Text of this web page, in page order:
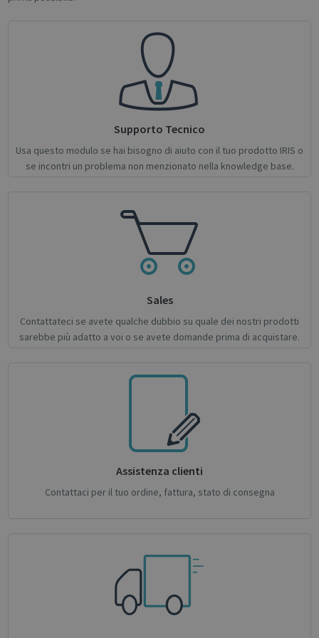
Supporto Tecnico
Usa questo modulo se hai bisogno di aiuto con il tuo prodotto IRIS o
se incontri un problema non menzionato nella knowledge base.
Sales
Contattateci se avete qualche dubbio su quale dei nostri prodotti
sarebbe più adatto a voi o se avete domande prima di acquistare.
Assistenza clienti
Contattaci per il tuo ordine, fattura, stato di consegna
Functionality
Strictly necessary cookies allow core website
functionality such as user login and account
management. The website cannot be used
properly without strictly necessary cookies.
novo_vt
support.irislink.com
Session
VISITOR_PRIVACY_METADATA
YouTube
5
CookieScript
novo_sessionid
Privacy Policy